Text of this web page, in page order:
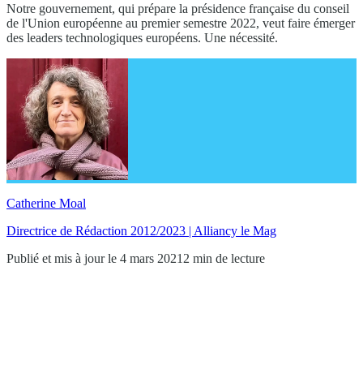
Notre gouvernement, qui prépare la présidence française du conseil
de l'Union européenne au premier semestre 2022, veut faire émerger
des leaders technologiques européens. Une nécessité.
Catherine Moal
Directrice de Rédaction 2012/2023 | Alliancy le Mag
Publié et mis à jour le 4 mars 2021 2 min de lecture